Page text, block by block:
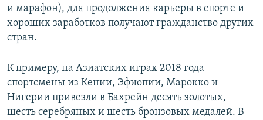
и марафон), для продолжения карьеры в спорте и
хороших заработков получают гражданство других
стран.
К примеру, на Азиатских играх 2018 года
спортсмены из Кении, Эфиопии, Марокко и
Нигерии привезли в Бахрейн десять золотых,
шесть серебряных и шесть бронзовых медалей. В